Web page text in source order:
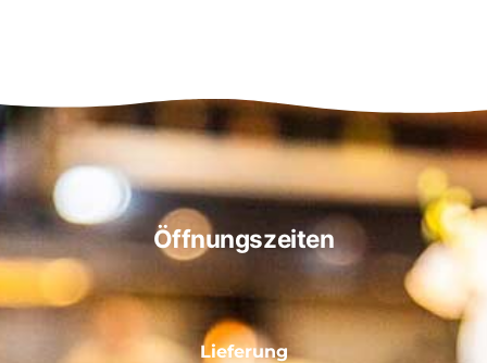
Öffnungszeiten
Lieferung